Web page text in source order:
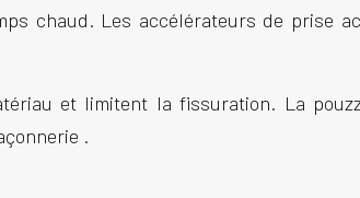
chaud. Les accélérateurs de prise
et limitent la fissuration. La
.